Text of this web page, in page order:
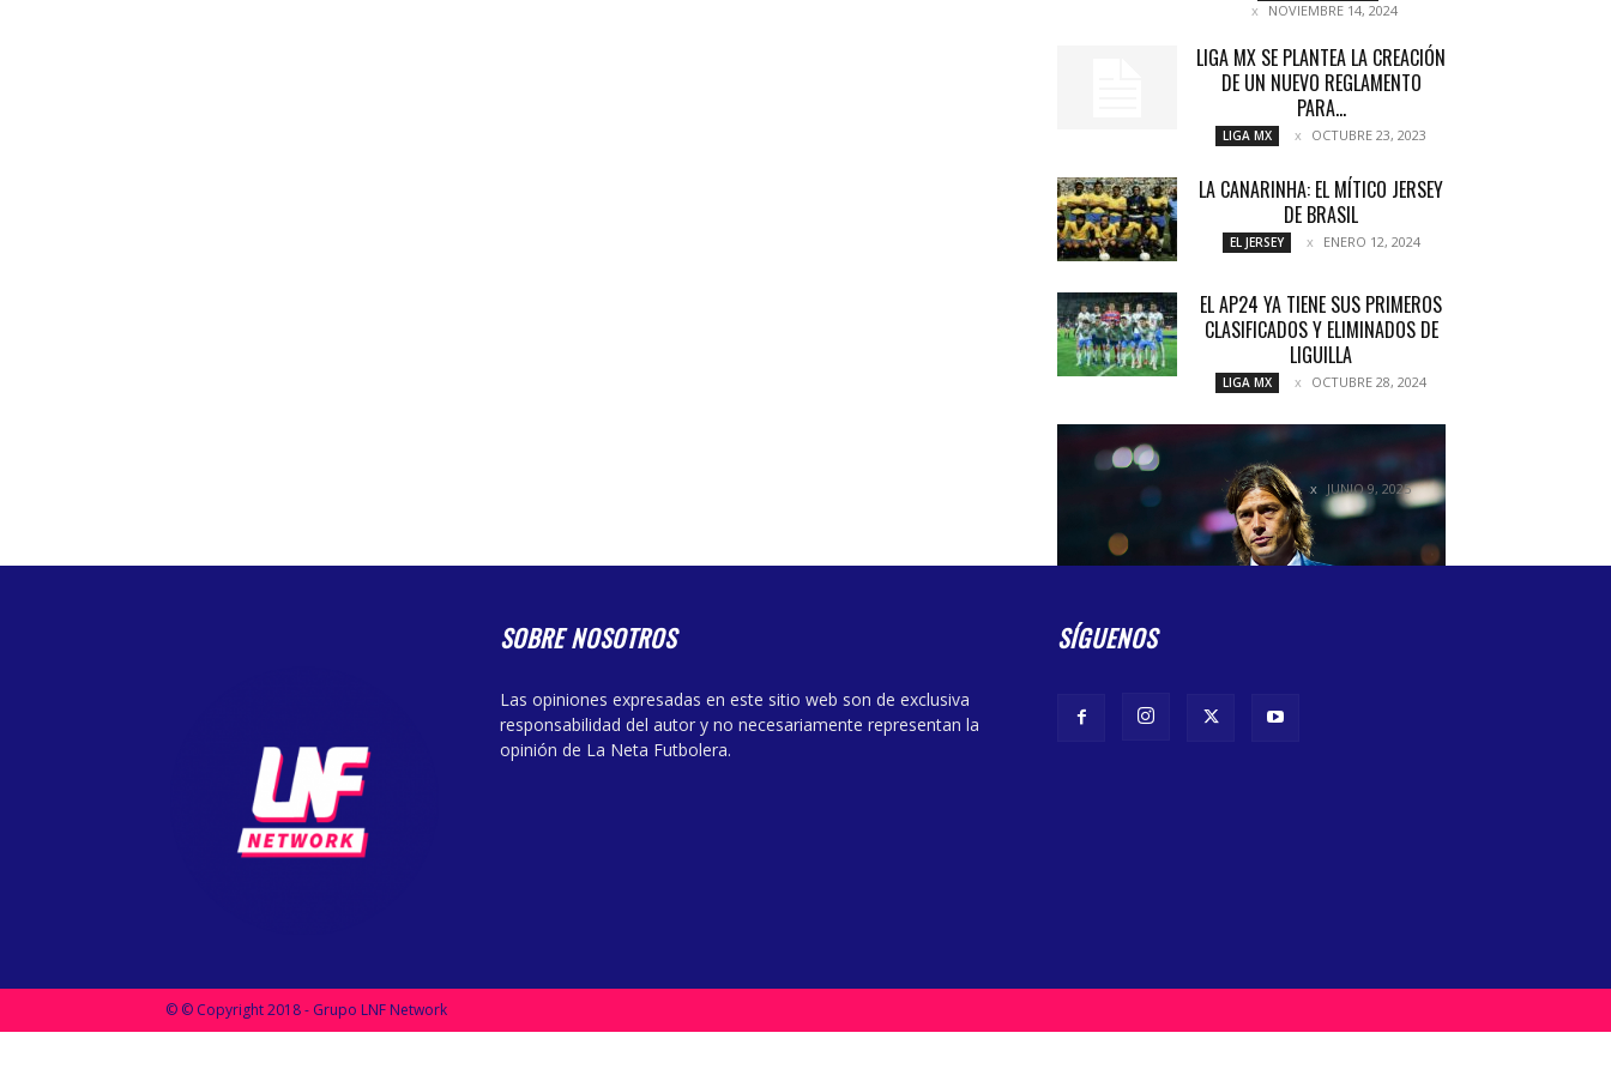
NOVIEMBRE 14, 2024
LIGA MX SE PLANTEA LA CREACIÓN
DE UN NUEVO REGLAMENTO
PARA...
LIGA MX OCTUBRE 23, 2023
LA CANARINHA: EL MÍTICO JERSEY
DE BRASIL
EL JERSEY ENERO 12, 2024
EL AP24 YA TIENE SUS PRIMEROS
CLASIFICADOS Y ELIMINADOS DE
LIGUILLA
LIGA MX OCTUBRE 28, 2024
ALMEYDA ELIGE EUROPA: DEJA EN
ESPERA A LA LIGA MX Y...
LIGA MX JUNIO 9, 2025
SOBRE NOSOTROS
Las opiniones expresadas en este sitio web son de exclusiva
responsabilidad del autor y no necesariamente representan la
opinión de La Neta Futbolera.
SÍGUENOS
© © Copyright 2018 - Grupo LNF Network